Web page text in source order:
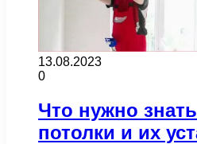
13.08.2023
0
Что нужно
потолки и их